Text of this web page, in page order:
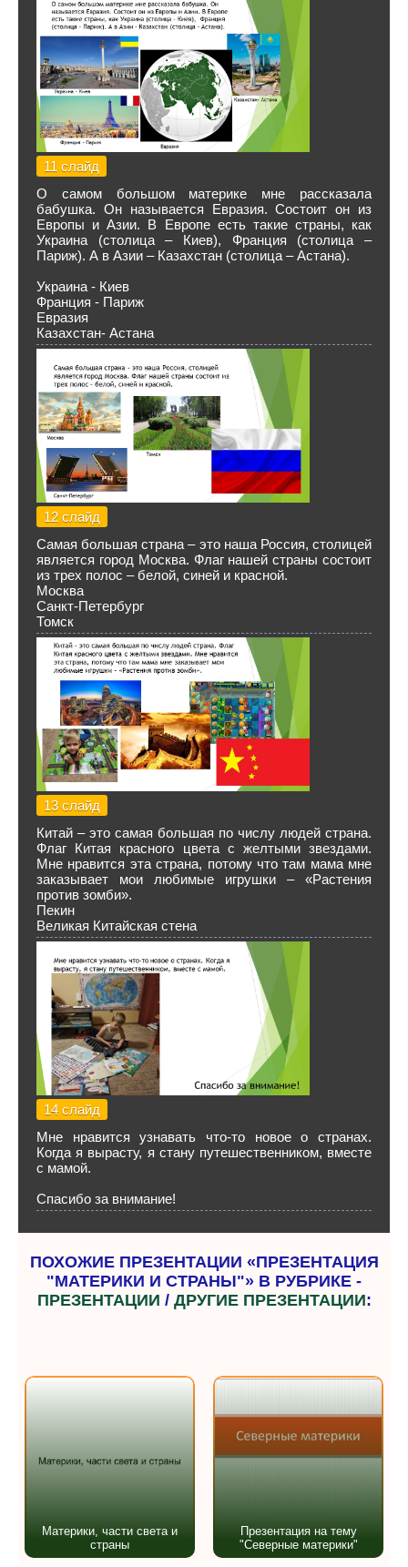
11 слайд
О самом большом материке мне рассказала
бабушка. Он называется Евразия. Состоит он из
Европы и Азии. В Европе есть такие страны, как
Украина (столица – Киев), Франция (столица –
Париж). А в Азии – Казахстан (столица – Астана).
Украина - Киев
Франция - Париж
Евразия
Казахстан- Астана
12 слайд
Самая большая страна – это наша Россия, столицей
является город Москва. Флаг нашей страны состоит
из трех полос – белой, синей и красной.
Москва
Санкт-Петербург
Томск
13 слайд
Китай – это самая большая по числу людей страна.
Флаг Китая красного цвета с желтыми звездами.
Мне нравится эта страна, потому что там мама мне
заказывает мои любимые игрушки – «Растения
против зомби».
Пекин
Великая Китайская стена
14 слайд
Мне нравится узнавать что-то новое о странах.
Когда я вырасту, я стану путешественником, вместе
с мамой.
Спасибо за внимание!
ПОХОЖИЕ ПРЕЗЕНТАЦИИ «ПРЕЗЕНТАЦИЯ
"МАТЕРИКИ И СТРАНЫ"» В РУБРИКЕ -
ПРЕЗЕНТАЦИИ / ДРУГИЕ ПРЕЗЕНТАЦИИ:
Материки, части света и
страны
Презентация на тему
"Северные материки"